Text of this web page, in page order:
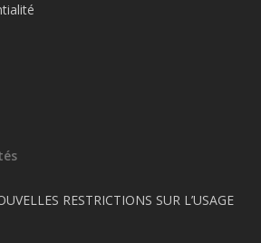
RESTRICTIONS SUR L’USAGE